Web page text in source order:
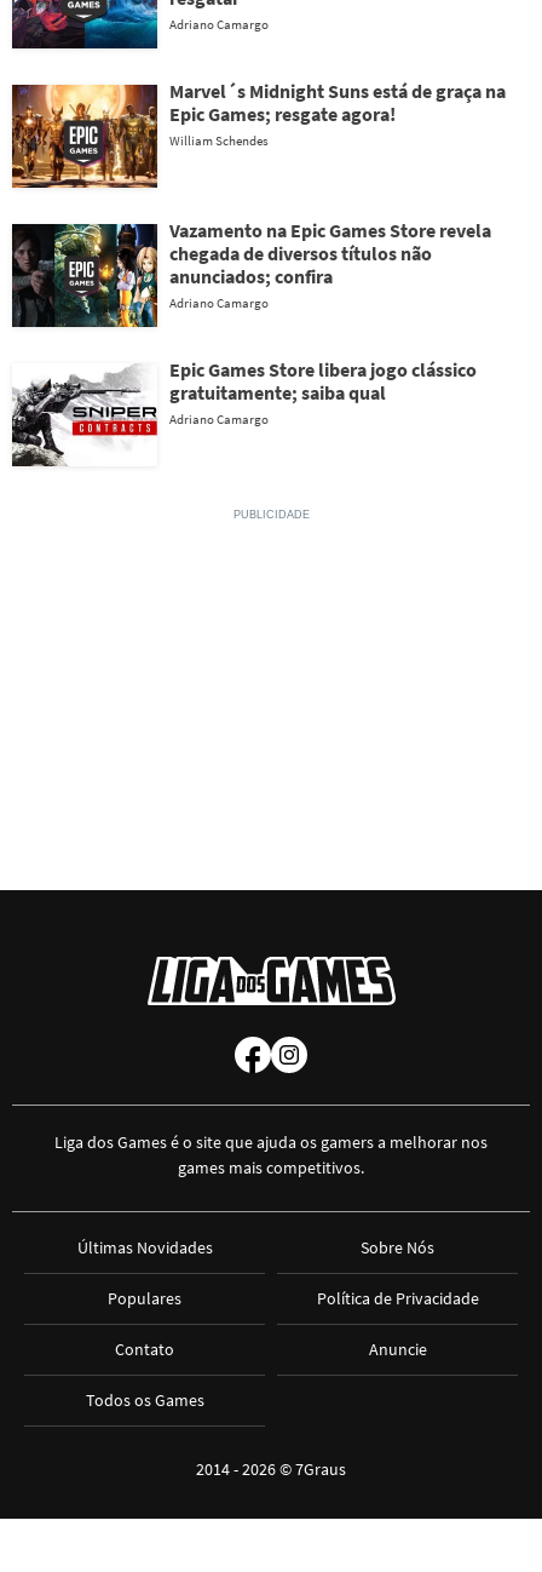
Adriano Camargo
Marvel´s Midnight Suns está de graça na
Epic Games; resgate agora!
William Schendes
Vazamento na Epic Games Store revela
chegada de diversos títulos não
anunciados; confira
Adriano Camargo
Epic Games Store libera jogo clássico
gratuitamente; saiba qual
Adriano Camargo
Liga dos Games é o site que ajuda os gamers a melhorar nos
games mais competitivos.
Últimas Novidades
Populares
Contato
Todos os Games
Sobre Nós
Política de Privacidade
Anuncie
2014 - 2026 ©7Graus